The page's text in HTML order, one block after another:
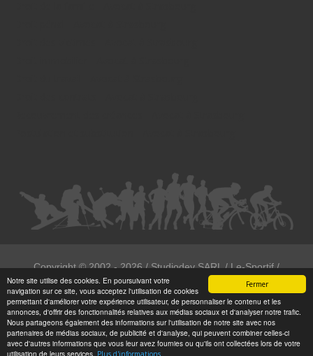
Fermer
Notre site utilise des cookies. En poursuivant votre
navigation sur ce site, vous acceptez l'utilisation de cookies
permettant d'améliorer votre expérience utilisateur, de personnaliser le contenu et les
annonces, d'offrir des fonctionnalités relatives aux médias sociaux et d'analyser notre trafic.
Nous partageons également des informations sur l'utilisation de notre site avec nos
partenaires de médias sociaux, de publicité et d'analyse, qui peuvent combiner celles-ci
avec d'autres informations que vous leur avez fournies ou qu'ils ont collectées lors de votre
utilisation de leurs services. Plus d'informations
Copyright ©2002 - 2026/ Studiodev SARL / Le-Sportif /
Registration4all
Tous droits réservées.
Numéro de déclaration CNIL : 1999972